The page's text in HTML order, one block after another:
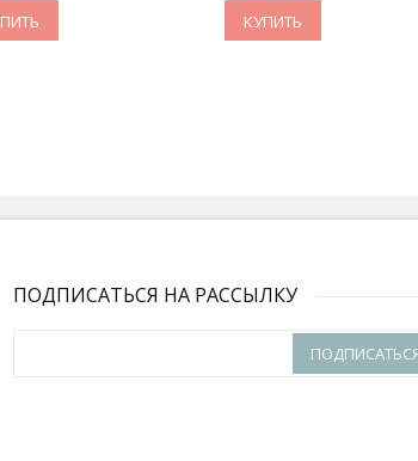
КУПИТЬ
ПОДПИСАТЬСЯ НА РАССЫЛКУ